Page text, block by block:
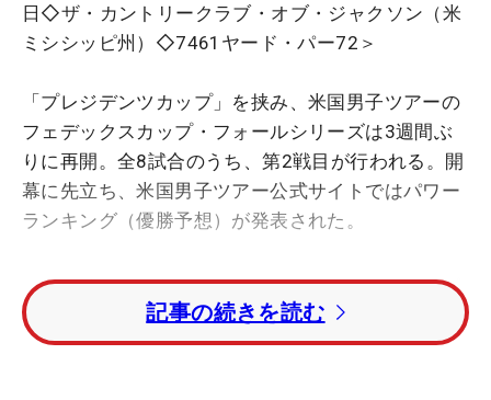
日◇ザ・カントリークラブ・オブ・ジャクソン（米
ミシシッピ州）◇7461ヤード・パー72＞
「プレジデンツカップ」を挟み、米国男子ツアーの
フェデックスカップ・フォールシリーズは3週間ぶ
りに再開。全8試合のうち、第2戦目が行われる。開
幕に先立ち、米国男子ツアー公式サイトではパワー
ランキング（優勝予想）が発表された。
優勝候補筆頭に挙げられたのはニック・ダンラップ
（米国）。1月に33年ぶりのアマチュア優勝を果た
すと、プロ転向後の7月にはプロ初勝利を飾った。
記事の続きを読む